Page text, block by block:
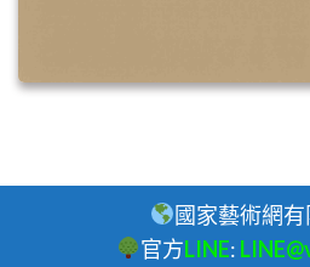
國家藝術網有
官方LINE: